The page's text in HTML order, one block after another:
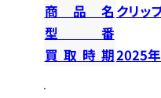
商品名 クリッ
型番
買取時期2025